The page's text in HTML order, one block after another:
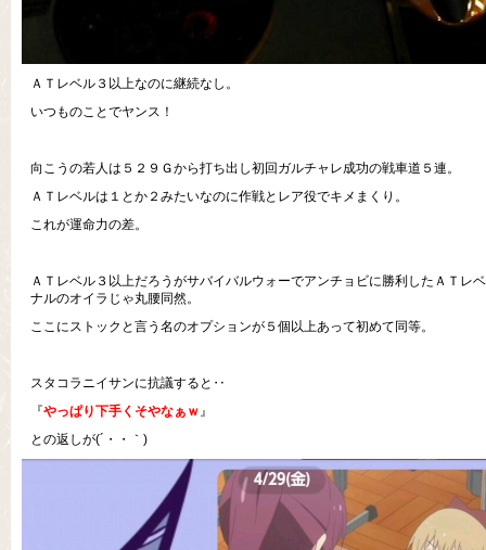
ＡＴレベル３以上なのに継続なし。
いつものことでヤンス！
向こうの若人は５２９Ｇから打ち出し初回ガルチャレ成功の戦車道５連。
ＡＴレベルは１とか２みたいなのに作戦とレア役でキメまくり。
これが運命力の差。
ＡＴレベル３以上だろうがサバイバルウォーでアンチョビに勝利したＡＴレ
ナルのオイラじゃ丸腰同然。
ここにストックと言う名のオプションが５個以上あって初めて同等。
スタコラニイサンに抗議すると‥
『やっぱり下手くそやなぁｗ』
との返しが(´・・｀)